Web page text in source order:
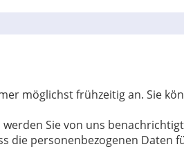
möglichst frühzeitig an. Sie
Sie von uns
die personenbezogenen Daten